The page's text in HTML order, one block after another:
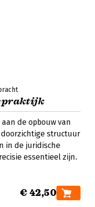
de opbouw van
structuur
in de juridische
essentieel zijn.
€ 42,50